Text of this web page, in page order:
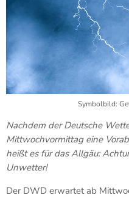
Symbolbild:
Nachdem der Deutsche
Mittwochvormittag eine
heißt es für das Allgäu:
Unwetter!
Der DWD erwartet ab